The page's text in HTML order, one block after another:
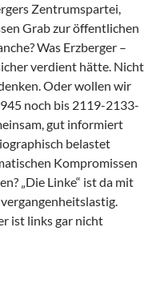
Zentrumspartei,
Grab zur öffentlichen
Was Erzberger –
verdient hätte. Nicht
Oder wollen wir
noch bis 2119-2133-
gut informiert
belastet
Kompromissen
„Die Linke“ ist da mit
ist links gar nicht